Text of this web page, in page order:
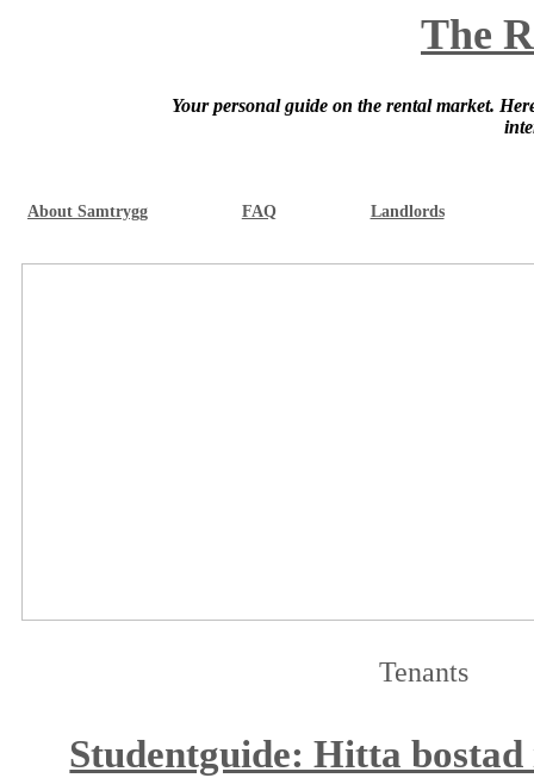
The
Your personal guide on the rental market.
About Samtrygg FAQ Landlords
Tenants
Studentguide: Hitta